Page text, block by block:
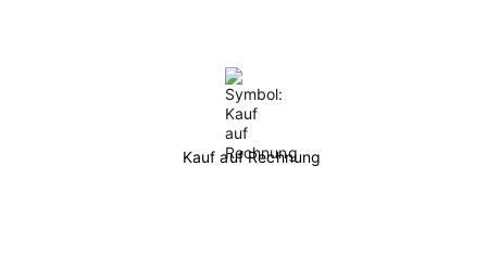
Kauf auf Rechnung